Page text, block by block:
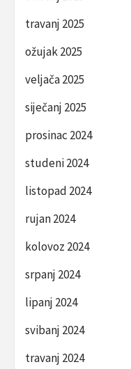
travanj 2025
ožujak 2025
veljača 2025
siječanj 2025
prosinac 2024
studeni 2024
listopad 2024
rujan 2024
kolovoz 2024
srpanj 2024
lipanj 2024
svibanj 2024
travanj 2024